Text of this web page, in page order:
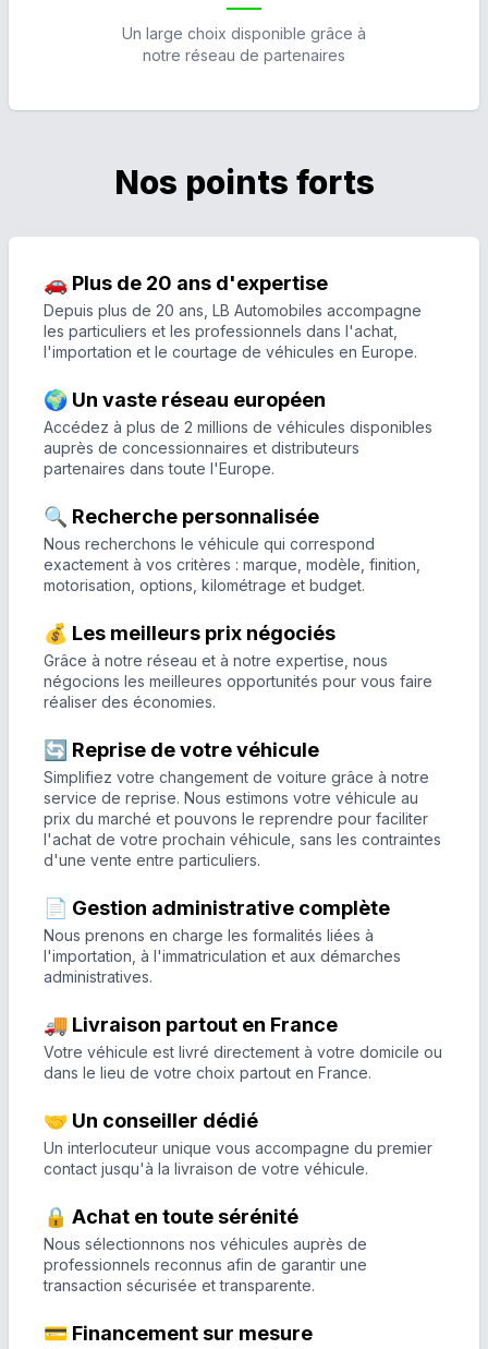
Un large choix disponible grâce à
notre réseau de partenaires
Nos points forts
🚗 Plus de 20 ans d'expertise
Depuis plus de 20 ans, LB Automobiles accompagne
les particuliers et les professionnels dans l'achat,
l'importation et le courtage de véhicules en Europe.
🌍 Un vaste réseau européen
Accédez à plus de 2 millions de véhicules disponibles
auprès de concessionnaires et distributeurs
partenaires dans toute l'Europe.
🔍 Recherche personnalisée
Nous recherchons le véhicule qui correspond
exactement à vos critères : marque, modèle, finition,
motorisation, options, kilométrage et budget.
💰 Les meilleurs prix négociés
Grâce à notre réseau et à notre expertise, nous
négocions les meilleures opportunités pour vous faire
réaliser des économies.
🔄 Reprise de votre véhicule
Simplifiez votre changement de voiture grâce à notre
service de reprise. Nous estimons votre véhicule au
prix du marché et pouvons le reprendre pour faciliter
l'achat de votre prochain véhicule, sans les contraintes
d'une vente entre particuliers.
📄 Gestion administrative complète
Nous prenons en charge les formalités liées à
l'importation, à l'immatriculation et aux démarches
administratives.
🚚 Livraison partout en France
Votre véhicule est livré directement à votre domicile ou
dans le lieu de votre choix partout en France.
🤝 Un conseiller dédié
Un interlocuteur unique vous accompagne du premier
contact jusqu'à la livraison de votre véhicule.
🔒 Achat en toute sérénité
Nous sélectionnons nos véhicules auprès de
professionnels reconnus afin de garantir une
transaction sécurisée et transparente.
💳 Financement sur mesure